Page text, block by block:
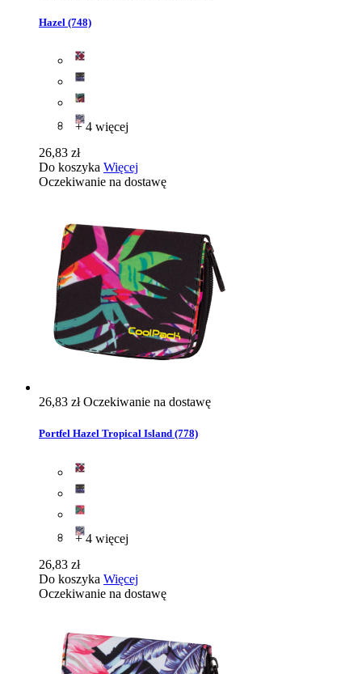
Hazel (748)
+ 4 więcej
26,83 zł
Do koszyka Więcej
Oczekiwanie na dostawę
26,83 złOczekiwanie na dostawę
Portfel Hazel Tropical Island (778)
+ 4 więcej
26,83 zł
Do koszyka Więcej
Oczekiwanie na dostawę